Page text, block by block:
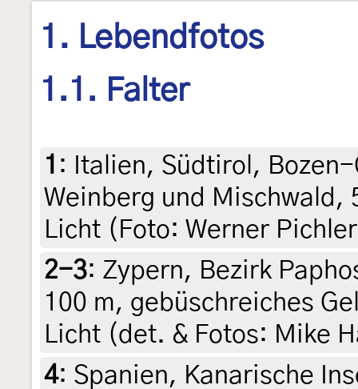
1. Lebendfotos
1.1. Falter
1 :
Italien, Südtirol,
Weinberg und Mischwald,
Licht (Foto: Werner
2-3: Zypern, Bezirk
100 m, gebüschreiches
Licht (det. & Fotos: Mike
4: Spanien, Kanarische